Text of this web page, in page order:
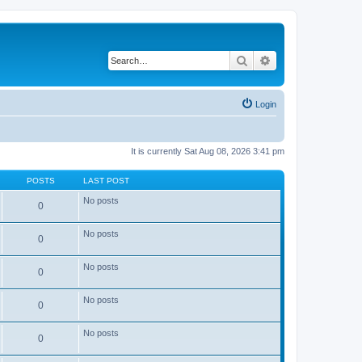
Search
Login
It is currently Sat Aug 08, 2026 3:41 pm
POSTS LAST POST
0 No posts
0 No posts
0 No posts
0 No posts
0 No posts